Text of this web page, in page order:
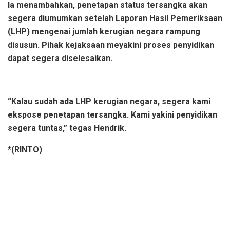
Ia menambahkan, penetapan status tersangka akan
segera diumumkan setelah Laporan Hasil Pemeriksaan
(LHP) mengenai jumlah kerugian negara rampung
disusun. Pihak kejaksaan meyakini proses penyidikan
dapat segera diselesaikan.
“Kalau sudah ada LHP kerugian negara, segera kami
ekspose penetapan tersangka. Kami yakini penyidikan
segera tuntas,” tegas Hendrik.
*(RINTO)